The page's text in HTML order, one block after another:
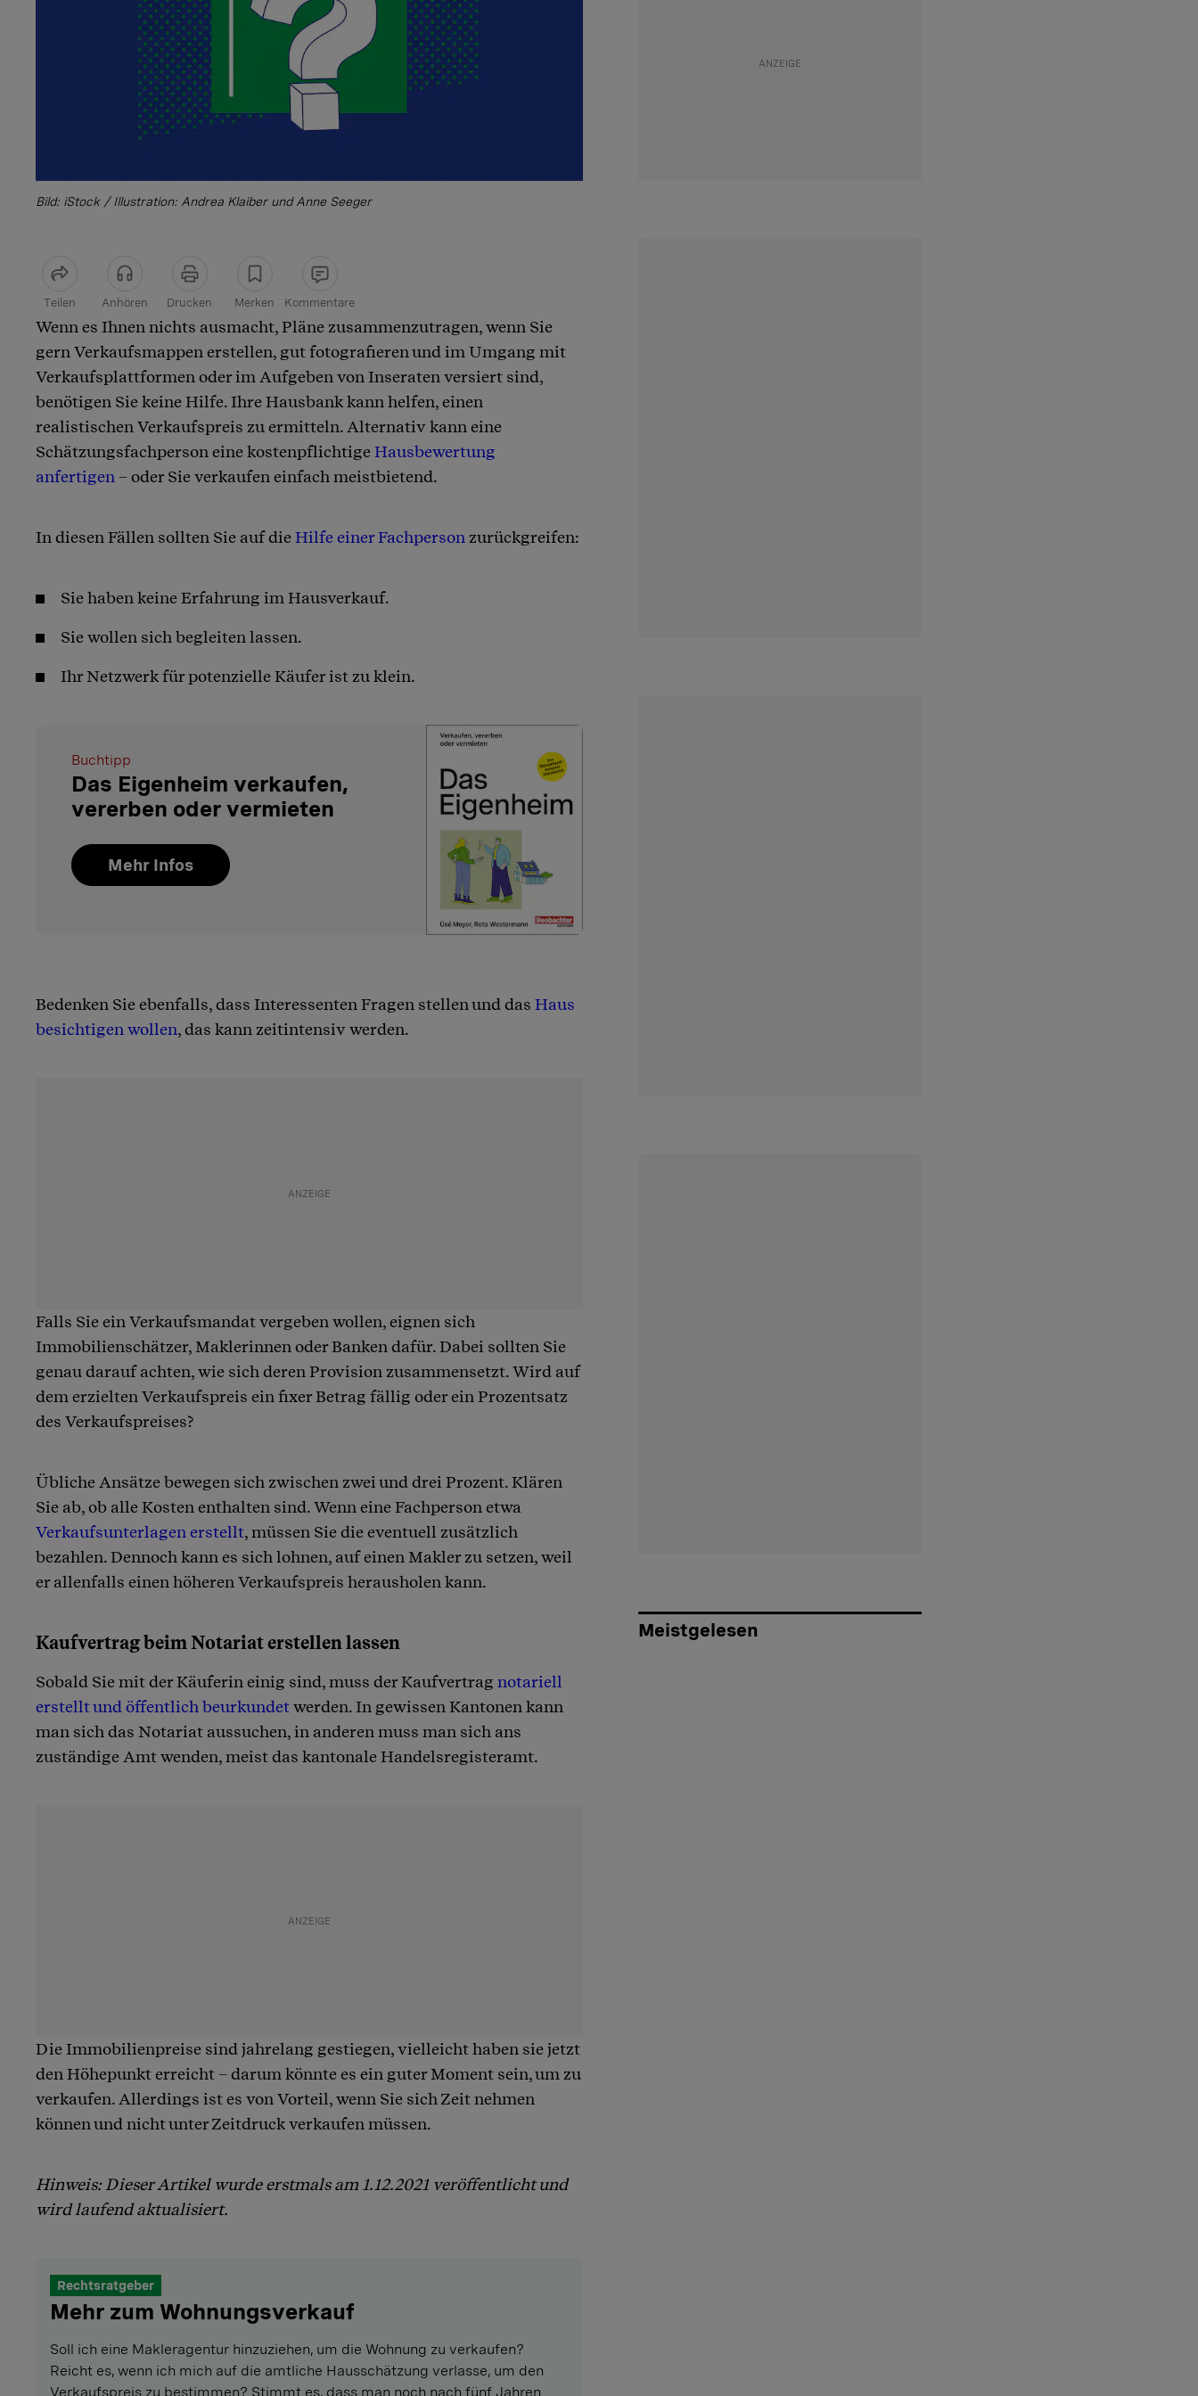
Bild: iStock / Illustration: Andrea Klaiber und Anne Seeger
Teilen Anhören Drucken Merken Kommentare
Artikel teilen
Wenn es Ihnen nichts ausmacht, Pläne zusammenzutragen, wenn Sie
gern Verkaufsmappen erstellen, gut fotografieren und im Umgang mit
Verkaufsplattformen oder im Aufgeben von Inseraten versiert sind,
benötigen Sie keine Hilfe. Ihre Hausbank kann helfen, einen
realistischen Verkaufspreis zu ermitteln. Alternativ kann eine
Schätzungsfachperson eine kostenpflichtigeHausbewertung
anfertigen – oder Sie verkaufen einfach meistbietend.
In diesen Fällen sollten Sie auf dieHilfe einer Fachperson zurückgreifen:
Sie haben keine Erfahrung im Hausverkauf.
Sie wollen sich begleiten lassen.
Ihr Netzwerk für potenzielle Käufer ist zu klein.
Buchtipp
Das Eigenheim verkaufen,
vererben oder vermieten
Mehr Infos
Bedenken Sie ebenfalls, dass Interessenten Fragen stellen und das Haus
besichtigen wollen, das kann zeitintensiv werden.
Falls Sie ein Verkaufsmandat vergeben wollen, eignen sich
Immobilienschätzer, Maklerinnen oder Banken dafür. Dabei sollten Sie
genau darauf achten, wie sich deren Provision zusammensetzt. Wird auf
dem erzielten Verkaufspreis ein fixer Betrag fällig oder ein Prozentsatz
des Verkaufspreises?
Übliche Ansätze bewegen sich zwischen zwei und drei Prozent. Klären
Sie ab, ob alle Kosten enthalten sind. Wenn eine Fachperson etwa
Verkaufsunterlagen erstellt, müssen Sie die eventuell zusätzlich
bezahlen. Dennoch kann es sich lohnen, auf einen Makler zu setzen, weil
er allenfalls einen höheren Verkaufspreis herausholen kann.
Kaufvertrag beim Notariat erstellen lassen
Sobald Sie mit der Käuferin einig sind, muss der Kaufvertrag notariell
erstellt und öffentlich beurkundetwerden. In gewissen Kantonen kann
man sich das Notariat aussuchen, in anderen muss man sich ans
zuständige Amt wenden, meist das kantonale Handelsregisteramt.
Die Immobilienpreise sind jahrelang gestiegen, vielleicht haben sie jetzt
den Höhepunkt erreicht – darum könnte es ein guter Moment sein, um zu
verkaufen. Allerdings ist es von Vorteil, wenn Sie sich Zeit nehmen
können und nicht unter Zeitdruck verkaufen müssen.
Hinweis: Dieser Artikel wurde erstmals am 1.12.2021 veröffentlicht und
wird laufend aktualisiert.
Rechtsratgeber
Mehr zum Wohnungsverkauf
Soll ich eine Makleragentur hinzuziehen, um die Wohnung zu verkaufen?
Reicht es, wenn ich mich auf die amtliche Hausschätzung verlasse, um den
Verkaufspreis zu bestimmen? Stimmt es, dass man noch nach fünf Jahren
Meistgelesen